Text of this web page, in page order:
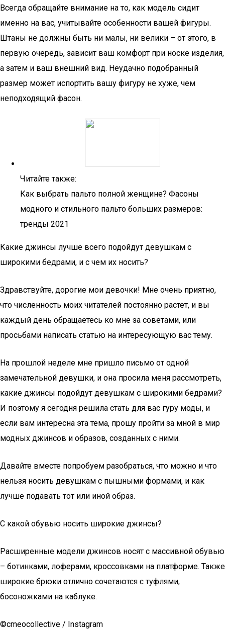
Всегда обращайте внимание на то, как модель сидит
именно на вас, учитывайте особенности вашей фигуры.
Штаны не должны быть ни малы, ни велики – от этого, в
первую очередь, зависит ваш комфорт при носке изделия,
а затем и ваш внешний вид. Неудачно подобранный
размер может испортить вашу фигуру не хуже, чем
неподходящий фасон.
Читайте также:
Как выбрать пальто полной женщине? Фасоны
модного и стильного пальто больших размеров:
тренды 2021
Какие джинсы лучше всего подойдут девушкам с
широкими бедрами, и с чем их носить?
Здравствуйте, дорогие мои девочки! Мне очень приятно,
что численность моих читателей постоянно растет, и вы
каждый день обращаетесь ко мне за советами, или
просьбами написать статью на интересующую вас тему.
На прошлой неделе мне пришло письмо от одной
замечательной девушки, и она просила меня рассмотреть,
какие джинсы подойдут девушкам с широкими бедрами?
И поэтому я сегодня решила стать для вас гуру моды, и
если вам интересна эта тема, прошу пройти за мной в мир
модных джинсов и образов, созданных с ними.
Давайте вместе попробуем разобраться, что можно и что
нельзя носить девушкам с пышными формами, и как
лучше подавать тот или иной образ.
С какой обувью носить широкие джинсы?
Расширенные модели джинсов носят с массивной обувью
– ботинками, лоферами, кроссовками на платформе. Также
широкие брюки отлично сочетаются с туфлями,
босоножками на каблуке.
©cmeocollective / Instagram